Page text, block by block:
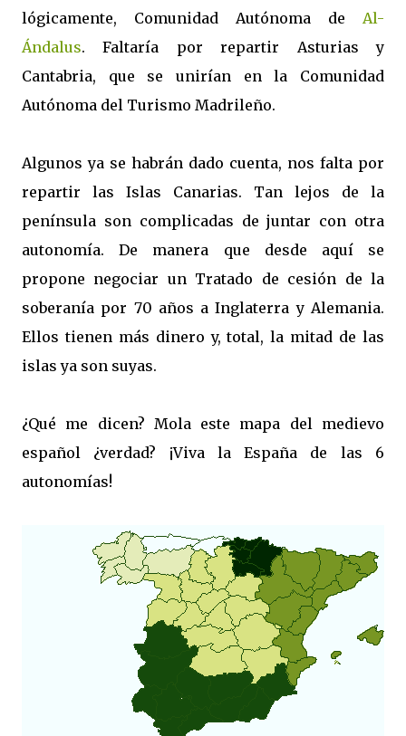
lógicamente, Comunidad Autónoma de Al-
Ándalus. Faltaría por repartir Asturias y
Cantabria, que se unirían en la Comunidad
Autónoma del Turismo Madrileño.
Algunos ya se habrán dado cuenta, nos falta por
repartir las Islas Canarias. Tan lejos de la
península son complicadas de juntar con otra
autonomía. De manera que desde aquí se
propone negociar un Tratado de cesión de la
soberanía por 70 años a Inglaterra y Alemania.
Ellos tienen más dinero y, total, la mitad de las
islas ya son suyas.
¿Qué me dicen? Mola este mapa del medievo
español ¿verdad? ¡Viva la España de las 6
autonomías!